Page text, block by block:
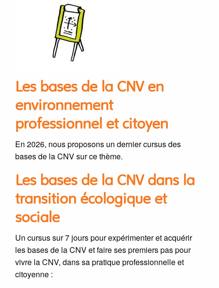
Les bases de la CNV en
environnement
professionnel et citoyen
En 2026, nous proposons un dernier cursus des
bases de la CNV sur ce thème.
Les bases de la CNV dans la
transition écologique et
sociale
Un cursus sur 7 jours pour expérimenter et acquérir
les bases de la CNV et faire ses premiers pas pour
vivre la CNV, dans sa pratique professionnelle et
citoyenne :